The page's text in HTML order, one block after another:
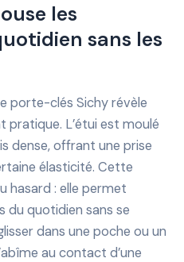
les
sans les
porte-clés Sichy révèle
L’étui est moulé
dense, offrant une prise
élasticité. Cette
hasard : elle permet
du quotidien sans se
dans une poche ou un
au contact d’une